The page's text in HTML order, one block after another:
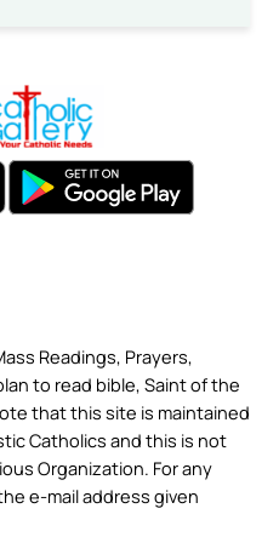
Readings, Prayers,
to read bible, Saint of the
that this site is maintained
Catholics and this is not
Organization. For any
e-mail address given